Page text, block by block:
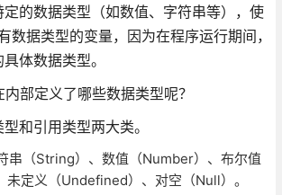
的数据类型（如数值、字符串等），使
数据类型的变量，因为在程序运行期间，
体数据类型。
部定义了哪些数据类型呢？
和引用类型两大类。
串（String）、数值（Number）、布尔值
未定义（Undefined）、对空（Null）。